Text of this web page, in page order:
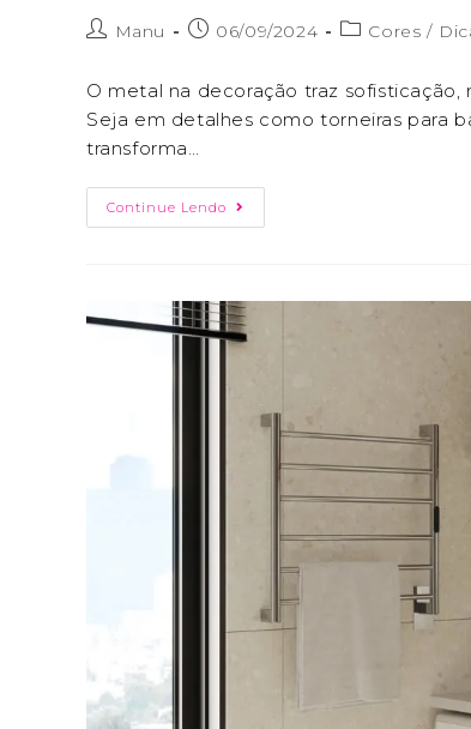
Manu 06/09/2024 Cores /
O metal na decoração traz
Seja em detalhes como torneiras para
transforma…
Continue Lendo